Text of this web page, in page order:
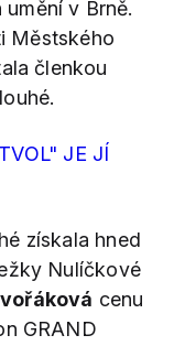
v Brně.
Městského
členkou
JE JÍ
získala hned
Nulíčkové
cenu
GRAND